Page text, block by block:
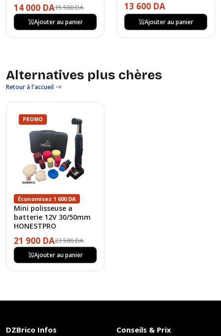
14 000 DA15 500 DA
Ajouter au panier
13 600 DA
Ajouter au panier
Alternatives plus chères
Retour à l'accueil
PROMO
Économisez 1 600 DA
Mini polisseuse a
batterie 12V 30/50mm
HONESTPRO
21 900 DA23 500 DA
Ajouter au panier
DZBrico Infos Conseils & Prix